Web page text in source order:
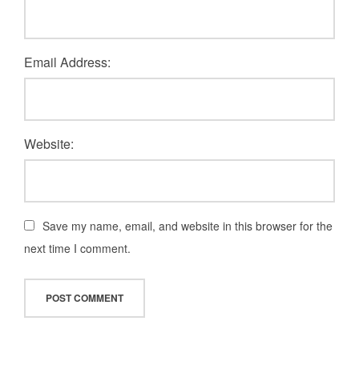
Email Address:
Website:
Save my name, email, and website in this browser for the
next time I comment.